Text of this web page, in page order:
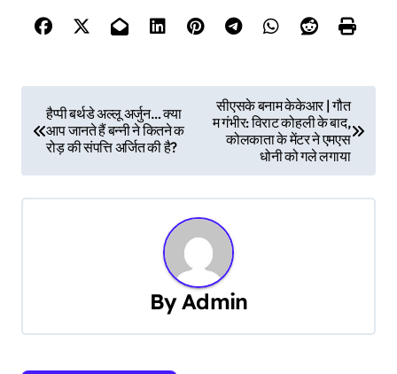
o
s
t
हैप्पी बर्थडे अल्लू अर्जुन… क्या
आप जानते हैं बन्नी ने कितने क
रोड़ की संपत्ति अर्जित की है?
सीएसके बनाम केकेआर | गौत
म गंभीर: विराट कोहली के बाद,
कोलकाता के मेंटर ने एमएस
धोनी को गले लगाया
ByAdmin